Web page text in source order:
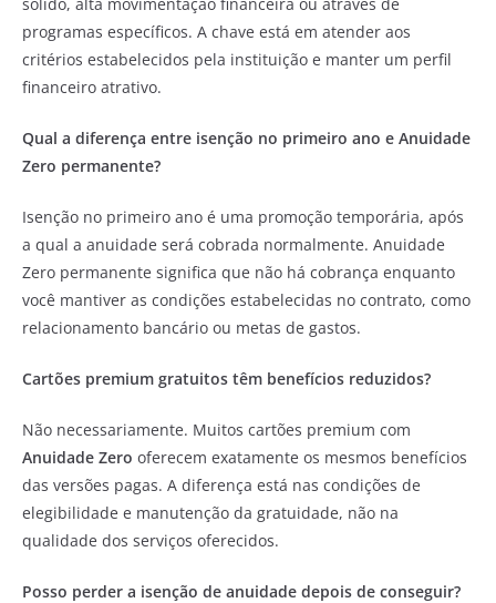
programas específicos. A chave está em atender aos
critérios estabelecidos pela instituição e manter um perfil
financeiro atrativo.
Qual a diferença entre isenção no primeiro ano e Anuidade
Zero permanente?
Isenção no primeiro ano é uma promoção temporária, após
a qual a anuidade será cobrada normalmente. Anuidade
Zero permanente significa que não há cobrança enquanto
você mantiver as condições estabelecidas no contrato, como
relacionamento bancário ou metas de gastos.
Cartões premium gratuitos têm benefícios reduzidos?
Não necessariamente. Muitos cartões premium com
Anuidade Zero oferecem exatamente os mesmos benefícios
das versões pagas. A diferença está nas condições de
elegibilidade e manutenção da gratuidade, não na
qualidade dos serviços oferecidos.
Posso perder a isenção de anuidade depois de conseguir?